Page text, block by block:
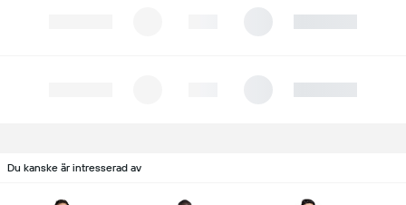
Du kanske är intresserad av